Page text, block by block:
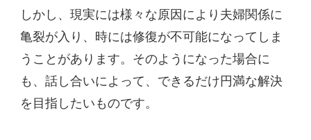
しかし、現実には様々な原因により夫婦関係に
亀裂が入り、時には修復が不可能になってしま
うことがあります。そのようになった場合に
も、話し合いによって、できるだけ円満な解決
を目指したいものです。